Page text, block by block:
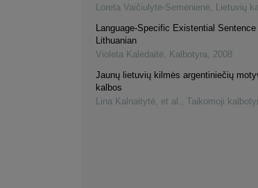
Loreta Vaičiulytė-Semėnienė, Lietuvių
Language-Specific Existential
Lithuanian
Violeta Kalėdaitė, Kalbotyra, 2008
Jaunų lietuvių kilmės argentiniečių
kalbos
Lina Kalnaitytė, et al. , Taikomoji